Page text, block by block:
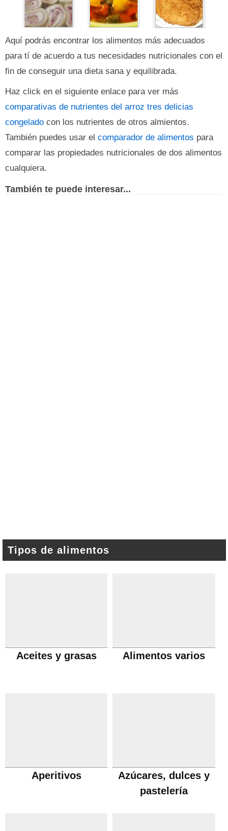
Aquí podrás encontrar los alimentos más adecuados
para tí de acuerdo a tus necesidades nutricionales con el
fin de conseguir una dieta sana y equilibrada.
Haz click en el siguiente enlace para ver más
comparativas de nutrientes del arroz tres delicias
congelado con los nutrientes de otros almientos.
También puedes usar el comparador de alimentos para
comparar las propiedades nutricionales de dos alimentos
cualquiera.
También te puede interesar...
Tipos de alimentos
Aceites y grasas Alimentos varios
Aperitivos
Azúcares, dulces y
pastelería